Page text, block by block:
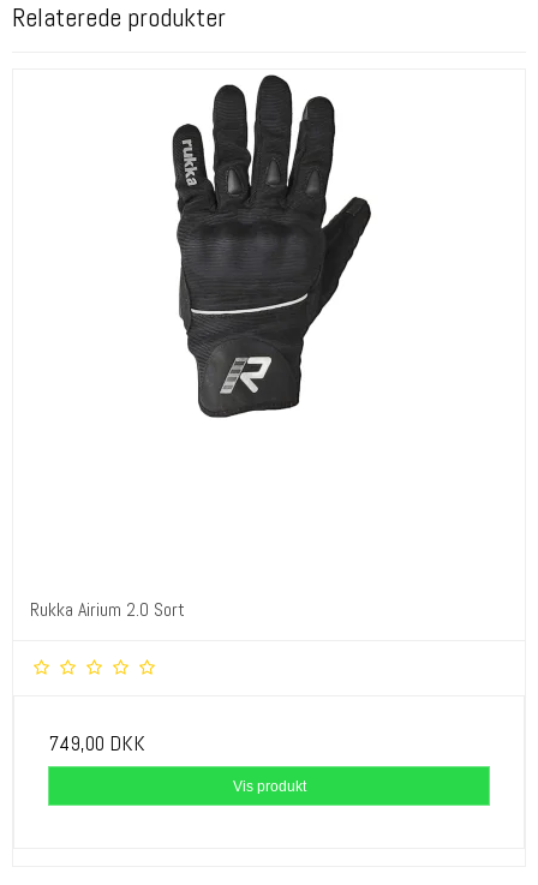
Relaterede produkter
Rukka Airium 2.0 Sort
749,00 DKK
Vis produkt